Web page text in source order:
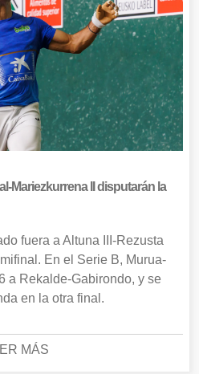
Mariezkurrena II disputarán la
fuera a Altuna III-Rezusta
En el Serie B, Murua-
a Rekalde-Gabirondo, y se
en la otra final.
MÁS